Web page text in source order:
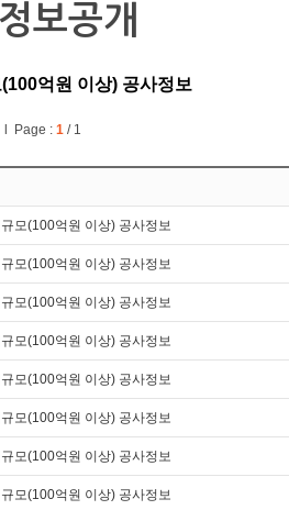
보공개
억원 이상) 공사정보
l Page :1 / 1
모(100억원 이상) 공사정보
모(100억원 이상) 공사정보
모(100억원 이상) 공사정보
모(100억원 이상) 공사정보
모(100억원 이상) 공사정보
모(100억원 이상) 공사정보
모(100억원 이상) 공사정보
모(100억원 이상) 공사정보